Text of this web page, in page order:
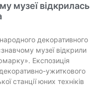
музеї відкрилась
декоративного
музеї відкрили
Експозиція
ужиткового
станції юних техніків